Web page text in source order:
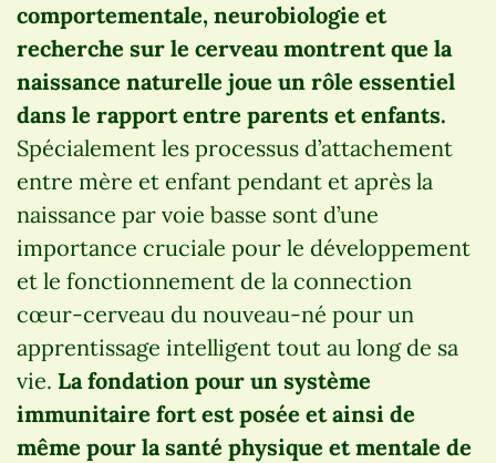
comportementale, neurobiologie et
recherche sur le cerveau montrent que la
naissance naturelle joue un rôle essentiel
dans le rapport entre parents et enfants.
Spécialement les processus d’attachement
entre mère et enfant pendant et après la
naissance par voie basse sont d’une
importance cruciale pour le développement
et le fonctionnement de la connection
cœur-cerveau du nouveau-né pour un
apprentissage intelligent tout au long de sa
vie. La fondation pour un système
immunitaire fort est posée et ainsi de
même pour la santé physique et mentale de